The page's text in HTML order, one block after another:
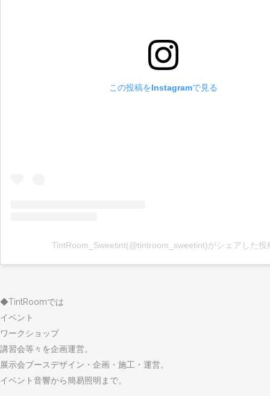
この投稿をInstagramで見る
TintRoom_Sweetint(@tintroom_sweetint)がシェアした投
◆TintRoomでは
イベント
ワークショップ
講習会等々を企画運営。
展示会ブースデザイン・企画・施工・運営。
イベント音響から簡易照明まで。